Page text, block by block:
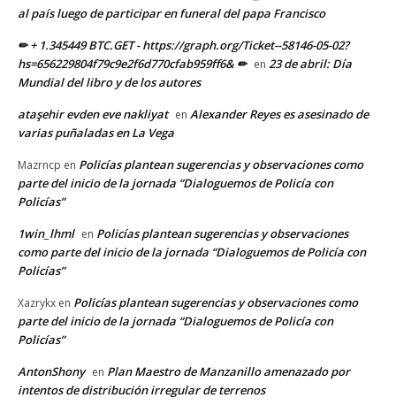
al país luego de participar en funeral del papa Francisco
✏ + 1.345449 BTC.GET - https://graph.org/Ticket--58146-05-02?
hs=656229804f79c9e2f6d770cfab959ff6& ✏ en 23 de abril: Día
Mundial del libro y de los autores
ataşehir evden eve nakliyat en Alexander Reyes es asesinado de
varias puñaladas en La Vega
Mazrncp en Policías plantean sugerencias y observaciones como
parte del inicio de la jornada “Dialoguemos de Policía con
Policías”
1win_lhml en Policías plantean sugerencias y observaciones
como parte del inicio de la jornada “Dialoguemos de Policía con
Policías”
Xazrykx en Policías plantean sugerencias y observaciones como
parte del inicio de la jornada “Dialoguemos de Policía con
Policías”
AntonShony en Plan Maestro de Manzanillo amenazado por
intentos de distribución irregular de terrenos